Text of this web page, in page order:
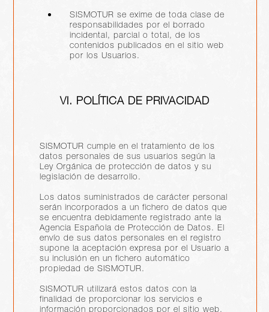
SISMOTUR se exime de toda clase de
responsabilidades por el borrado
incidental, parcial o total, de los
contenidos publicados en el sitio web
por los Usuarios.
VI. POLÍTICA DE PRIVACIDAD
SISMOTUR cumple en el tratamiento de los
datos personales de sus usuarios según la
Ley Orgánica de protección de datos y su
legislación de desarrollo.
Los datos suministrados de carácter personal
serán incorporados a un fichero de datos que
se encuentra debidamente registrado ante la
Agencia Española de Protección de Datos. El
envío de sus datos personales en el registro
supone la aceptación expresa por el Usuario a
su inclusión en un fichero automático
propiedad de SISMOTUR.
SISMOTUR utilizará estos datos con la
finalidad de proporcionar los servicios e